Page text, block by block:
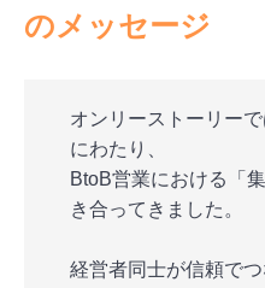
のメッセージ
オンリーストーリー
にわたり、
BtoB営業における「
き合ってきました。
経営者同士が信頼で